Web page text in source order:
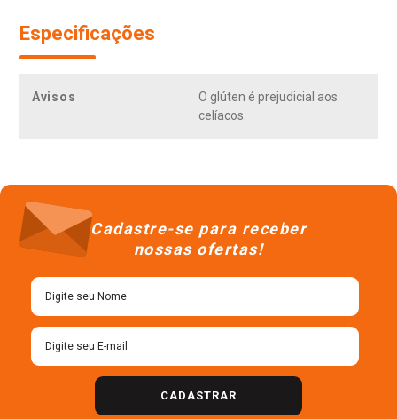
Especificações
Avisos
O glúten é prejudicial aos
celíacos.
Cadastre-se para receber
nossas ofertas!
CADASTRAR